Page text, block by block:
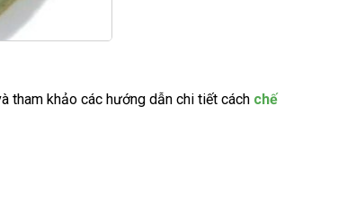
tham khảo các hướng dẫn chi tiết cách chế